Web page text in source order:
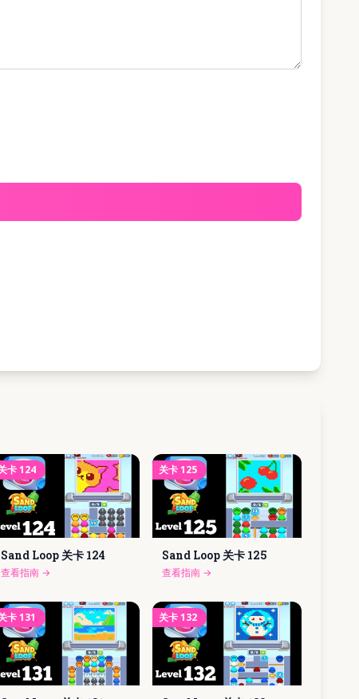
卡124
Sand Loop 关卡 124
查看指南→
关卡125
Sand Loop 关卡 125
查看指南 →
卡131 关卡132